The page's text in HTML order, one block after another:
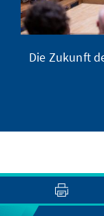
Die Zukunft